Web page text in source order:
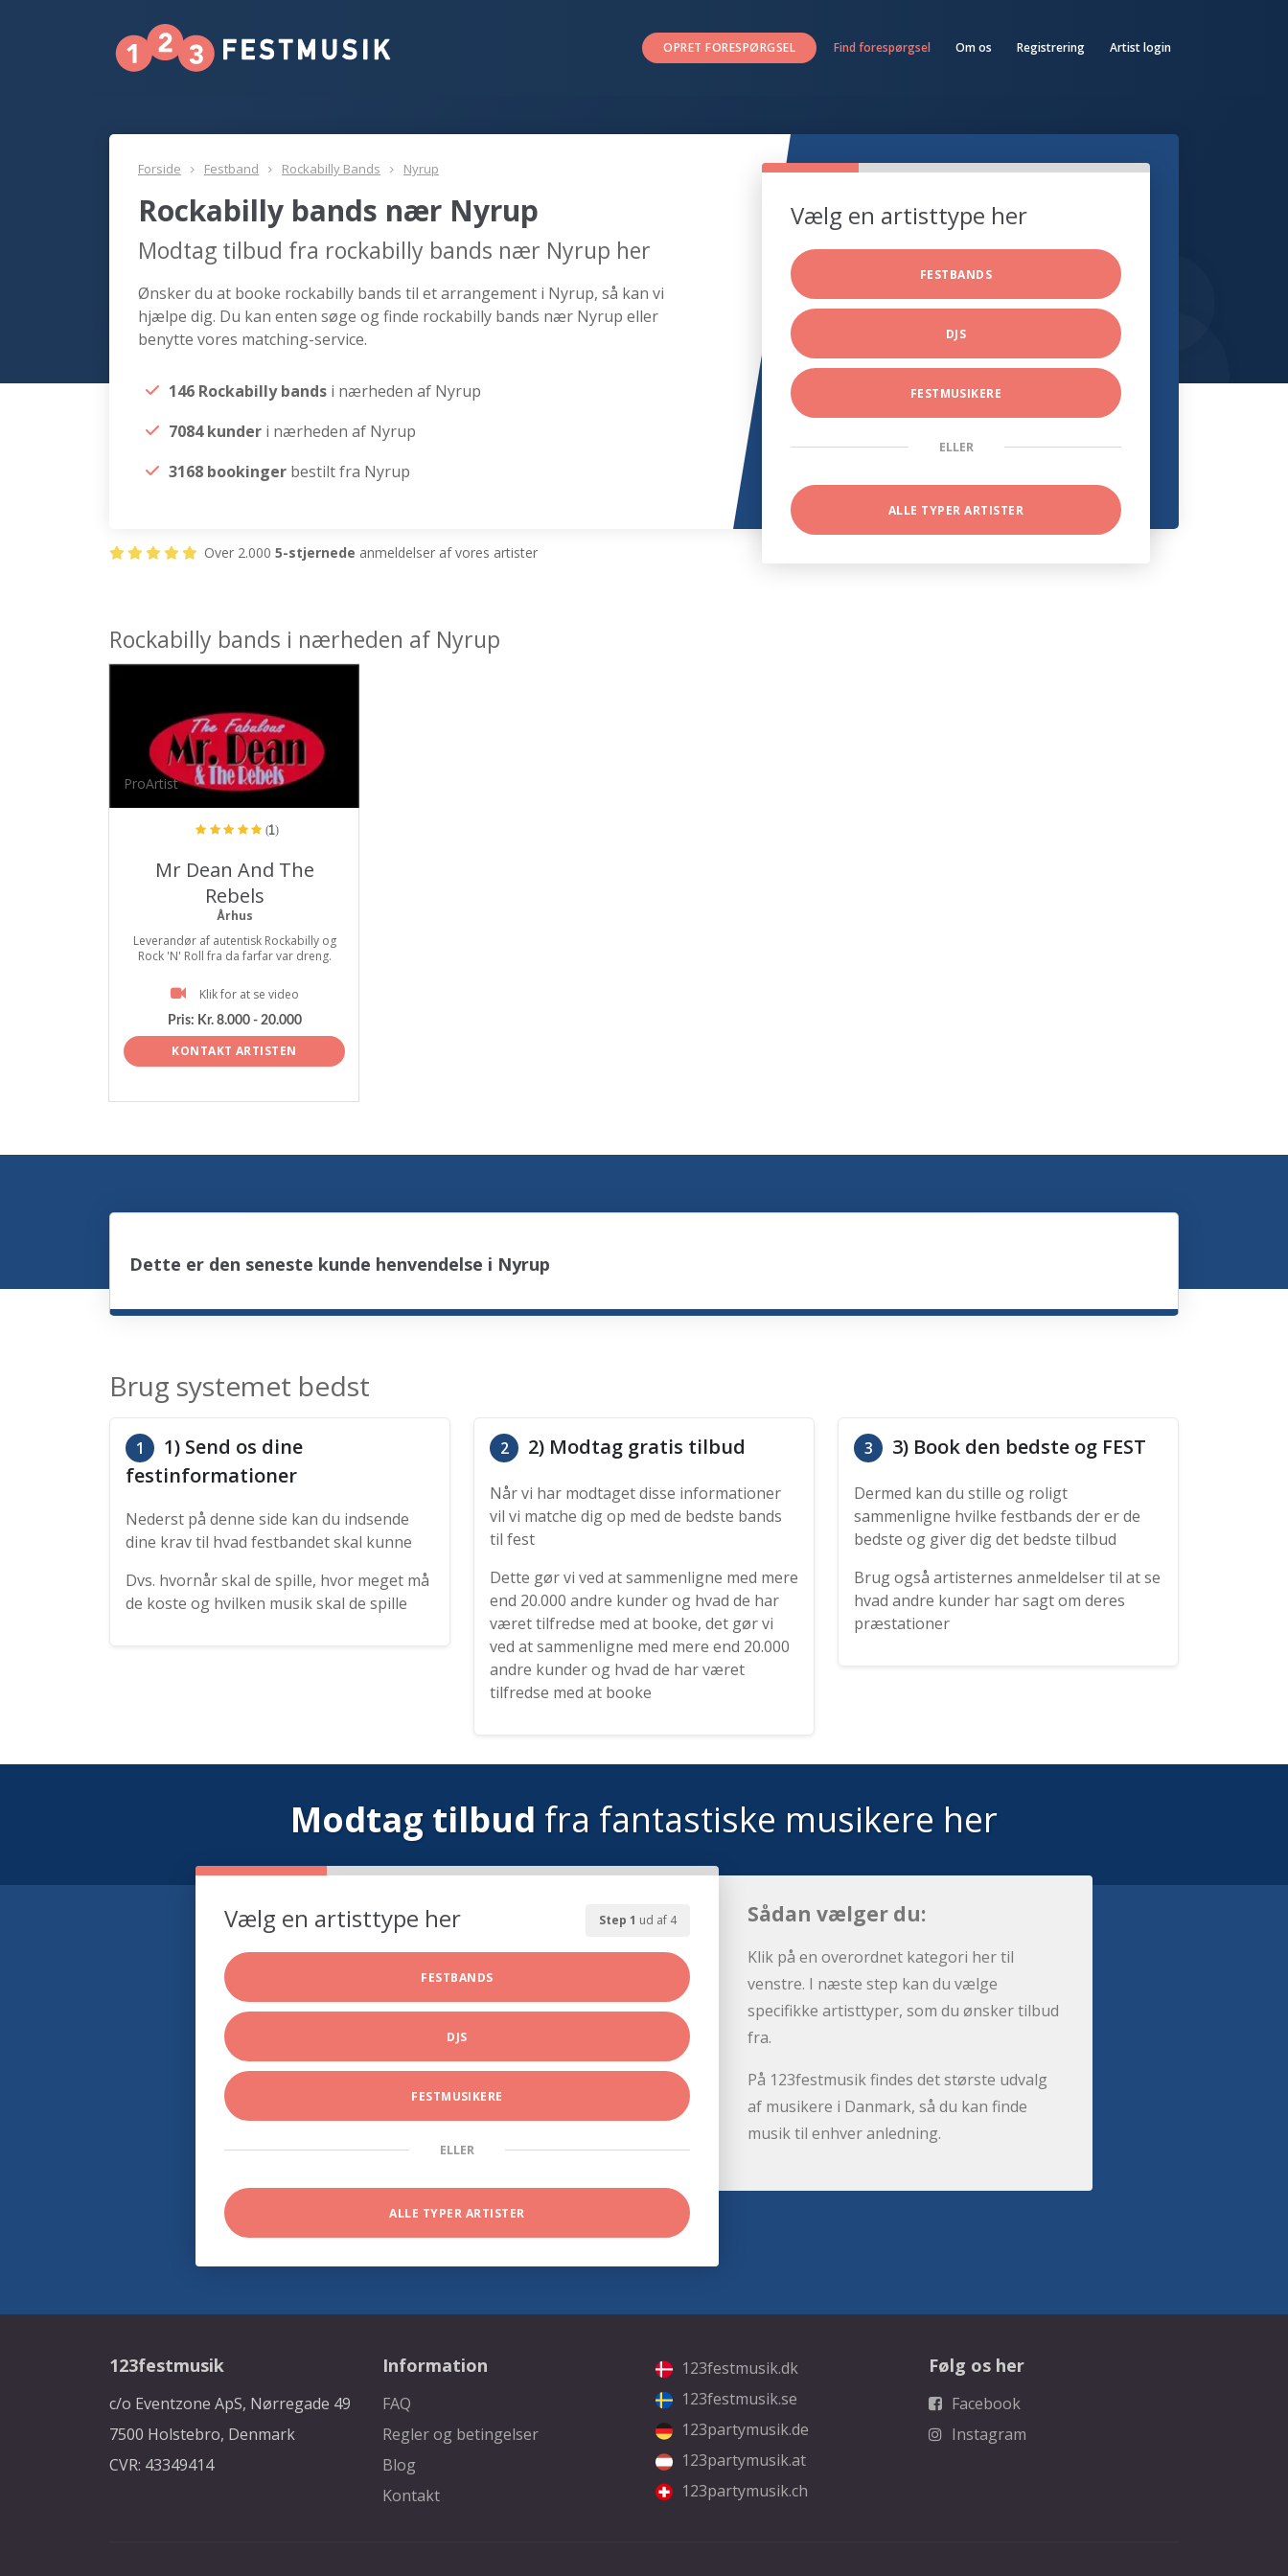
OPRET FORESPØRGSEL Find forespørgsel Om os Registrering Artist login
Forside Festband Rockabilly Bands Nyrup
Rockabilly bands nær Nyrup
Modtag tilbud fra rockabilly bands nær Nyrup her
Ønsker du at booke rockabilly bands til et arrangement i Nyrup, så kan vi
hjælpe dig. Du kan enten søge og finde rockabilly bands nær Nyrup eller
benytte vores matching-service.
146 Rockabilly bands i nærheden af Nyrup
7084 kunder i nærheden af Nyrup
3168 bookinger bestilt fra Nyrup
Vælg en artisttype her
FESTBANDS
DJS
FESTMUSIKERE
ELLER
ALLE TYPER ARTISTER
Over 2.000 5-stjernede anmeldelser af vores artister
Rockabilly bands i nærheden af Nyrup
ProArtist
(1)
Mr Dean And The
Rebels
Århus
Leverandør af autentisk Rockabilly og
Rock 'N' Roll fra da farfar var dreng.
Klik for at se video
Pris: Kr. 8.000 - 20.000
KONTAKT ARTISTEN
Dette er den seneste kunde henvendelse i Nyrup
Brug systemet bedst
1
1) Send os dine
festinformationer
Nederst på denne side kan du indsende
dine krav til hvad festbandet skal kunne
Dvs. hvornår skal de spille, hvor meget må
de koste og hvilken musik skal de spille
2 2) Modtag gratis tilbud
Når vi har modtaget disse informationer
vil vi matche dig op med de bedste bands
til fest
Dette gør vi ved at sammenligne med mere
end 20.000 andre kunder og hvad de har
været tilfredse med at booke, det gør vi
ved at sammenligne med mere end 20.000
andre kunder og hvad de har været
tilfredse med at booke
3 3) Book den bedste og FEST
Dermed kan du stille og roligt
sammenligne hvilke festbands der er de
bedste og giver dig det bedste tilbud
Brug også artisternes anmeldelser til at se
hvad andre kunder har sagt om deres
præstationer
Modtag tilbud fra fantastiske musikere her
Step 1 ud af 4
Vælg en artisttype her
FESTBANDS
DJS
FESTMUSIKERE
ELLER
ALLE TYPER ARTISTER
Sådan vælger du:
Klik på en overordnet kategori her til
venstre. I næste step kan du vælge
specifikke artisttyper, som du ønsker tilbud
fra.
På 123festmusik findes det største udvalg
af musikere i Danmark, så du kan finde
musik til enhver anledning.
123festmusik
c/o Eventzone ApS, Nørregade 49
7500 Holstebro, Denmark
CVR: 43349414
Information
FAQ
Regler og betingelser
Blog
Kontakt
123festmusik.dk
123festmusik.se
123partymusik.de
123partymusik.at
123partymusik.ch
Følg os her
Facebook
Instagram